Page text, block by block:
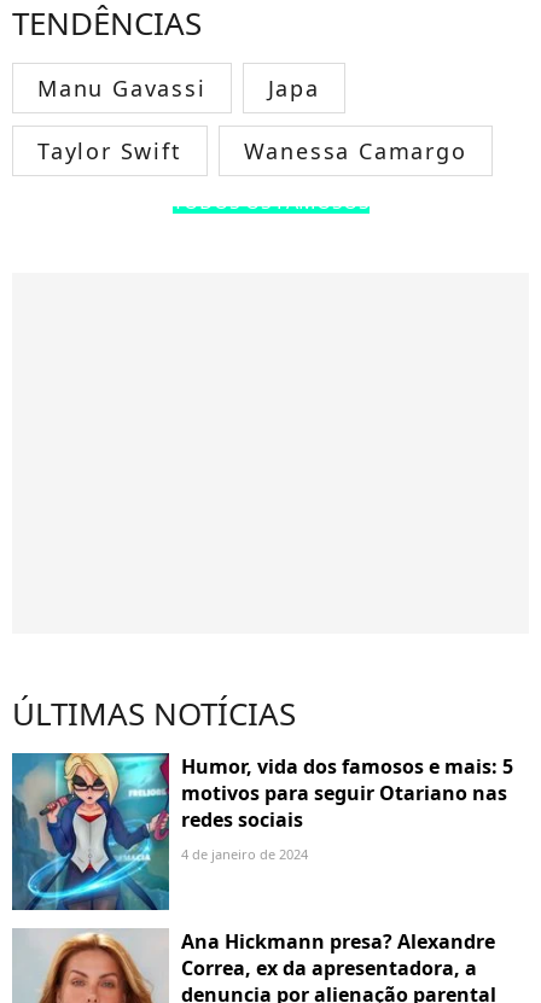
TENDÊNCIAS
Manu Gavassi Japa
Taylor Swift Wanessa Camargo
TODOS OS FAMOSOS
ÚLTIMAS NOTÍCIAS
Humor, vida dos famosos e mais: 5
motivos para seguir Otariano nas
redes sociais
4 de janeiro de 2024
Ana Hickmann presa? Alexandre
Correa, ex da apresentadora, a
denuncia por alienação parental